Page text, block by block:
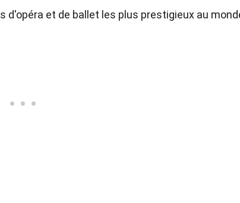
et de ballet les plus prestigieux au